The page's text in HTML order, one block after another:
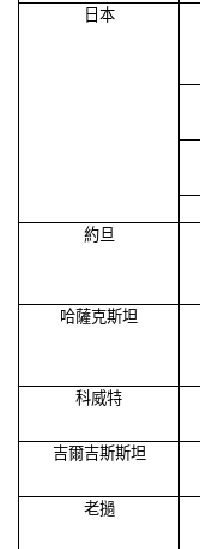
日本
約旦
哈薩克斯坦
科威特
吉爾吉斯斯坦
老撾